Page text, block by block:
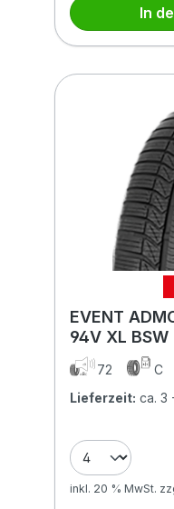
In
EVENT
94V XL BSW
72 C
Lieferzeit: ca. 3
inkl. 20 % MwSt.